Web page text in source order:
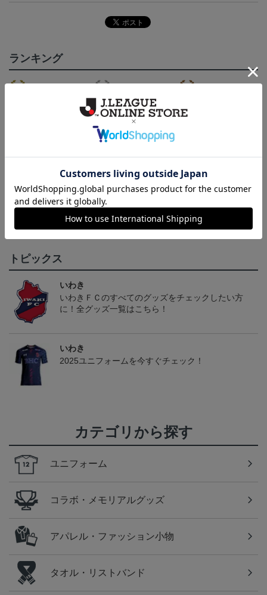
ランキング
いわきFC アマルルガ
タオルマフラー
NEW
いわきFC ピカチュウ
1,100円
トピックス
いわき
いわきＦＣのすべてのグッズをチェックしたい方
に！全グッズ一覧はこちら！
いわき
2025ユニフォームを今すぐチェック！
カテゴリから探す
ユニフォーム
コラボ・メモリアルグッズ
アパレル・ファッション小物
タオル・リストバンド